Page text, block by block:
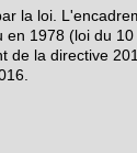
la loi.
en 1978 (loi du
de la directive